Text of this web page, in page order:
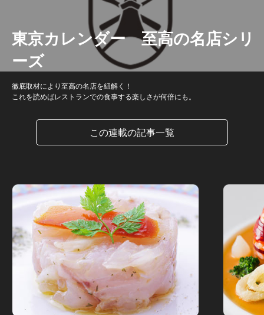
東京カレンダー 至高の名店シリ
ーズ
徹底取材により至高の名店を紐解く！
これを読めばレストランでの食事する楽しさが何倍にも。
この連載の記事一覧